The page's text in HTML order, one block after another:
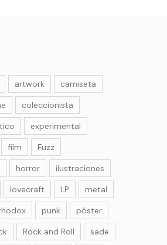
artwork
camiseta
coleccionista
experimental
film
Fuzz
horror
ilustraciones
lovecraft LP
metal
punk
póster
Rock and Roll
sade